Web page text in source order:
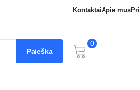
KontaktaiApie mus
Paieška
0